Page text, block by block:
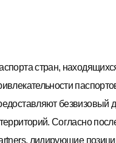
стран,
безвизовый
Согласно
лидирующие